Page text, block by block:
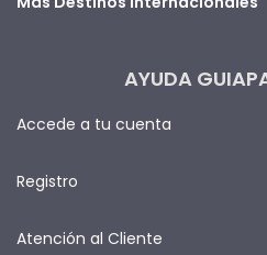
AYUDA
Accede a tu cuenta
Registro
Atención al Cliente